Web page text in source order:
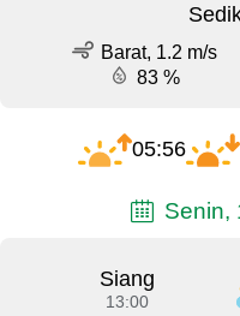
Barat, 1.2 m/s
83 %
05:56
Senin,
Siang
13:00